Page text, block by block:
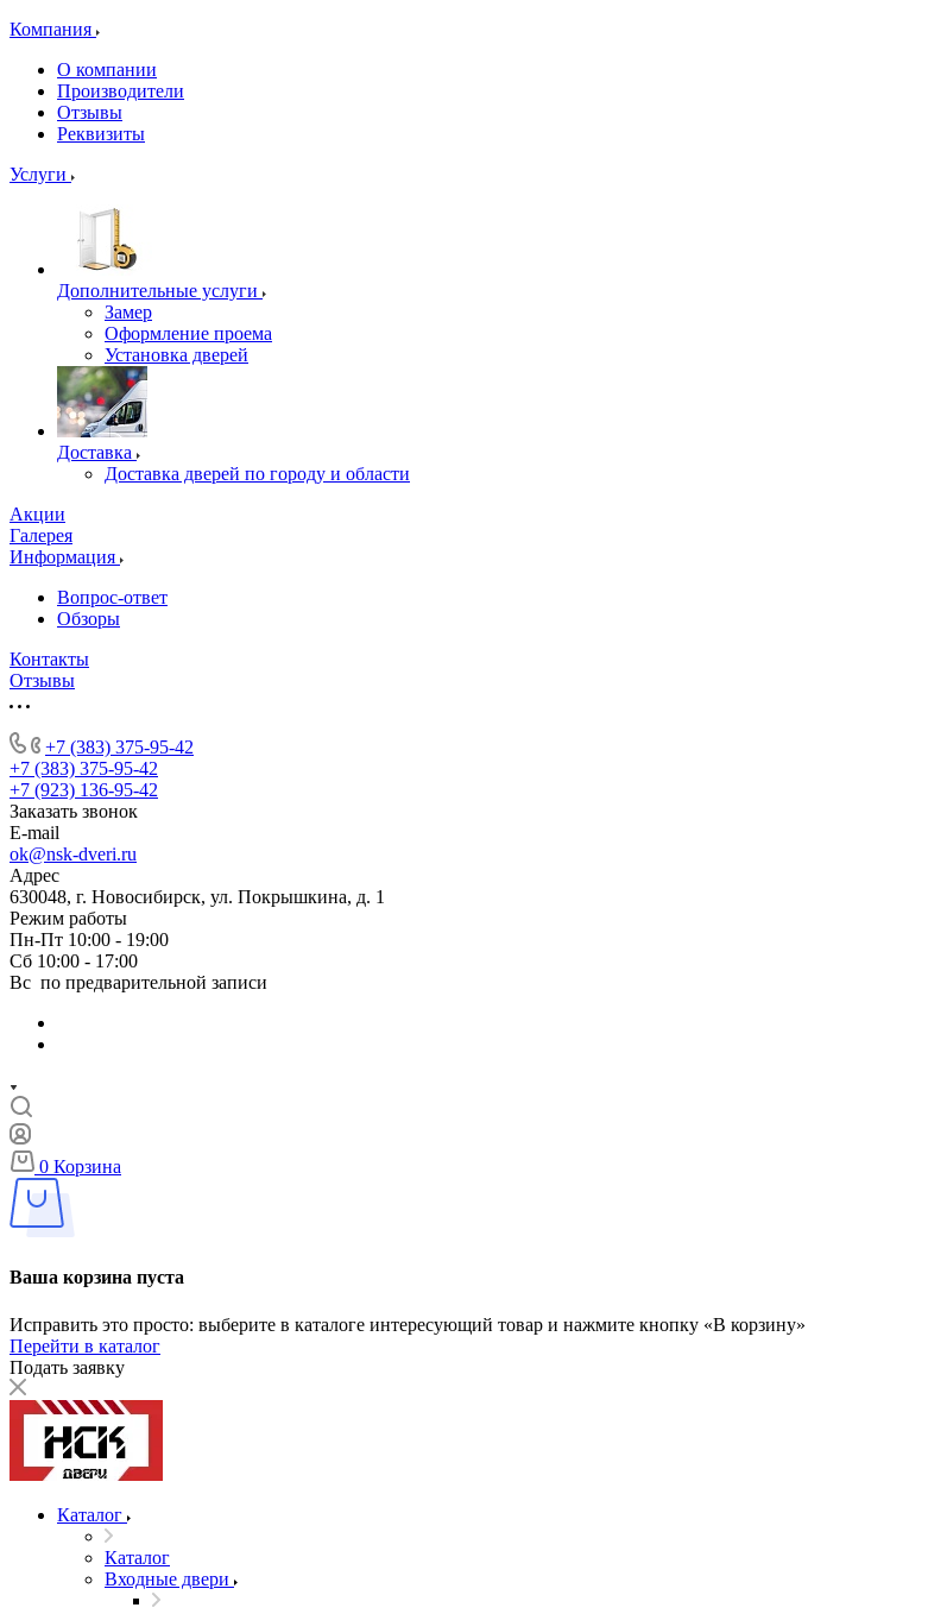
Компания
О компании
Производители
Отзывы
Реквизиты
Услуги
Дополнительные услуги
Замер
Оформление проема
Установка дверей
Доставка
Доставка дверей по городу и области
Акции
Галерея
Информация
Вопрос-ответ
Обзоры
Контакты
Отзывы
+7 (383) 375-95-42
+7 (383) 375-95-42
+7 (923) 136-95-42
Заказать звонок
E-mail
ok@nsk-dveri.ru
Адрес
630048, г. Новосибирск, ул. Покрышкина, д. 1
Режим работы
Пн-Пт 10:00 - 19:00
Сб 10:00 - 17:00
Вс по предварительной записи
0 Корзина
Ваша корзина пуста
Исправить это просто: выберите в каталоге интересующий товар и нажмите кнопку «В корзину»
Перейти в каталог
Подать заявку
Каталог
Каталог
Входные двери